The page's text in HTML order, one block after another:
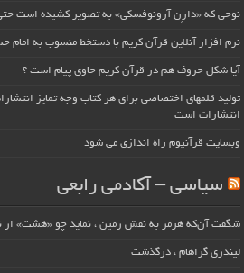
نوحی که «دارِن آرونوفسکی» به تصویر کشیده است
نرم افزار آنلاین قرآن کریم با دستخط منسوب به امام
آیا شکل حروف هم در قرآن کریم حاوی پیام است ؟
تولید قلمهای اختصاصی برای هر کتاب وجه تمایز
انتشارات است
وبسایت قرآنیوم راه اندازی می شود
سیاسی – آکادمی رابعی
شگفت آن‌که هرمز به نقش زمین ، نماید چو «هشت» از
لیندزی گراهام ، درگذشت